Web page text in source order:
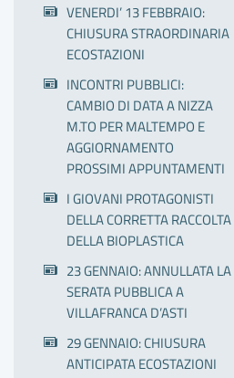
VENERDI’ 13 FEBBRAIO:
CHIUSURA STRAORDINARIA
ECOSTAZIONI
INCONTRI PUBBLICI:
CAMBIO DI DATA A NIZZA
M.TO PER MALTEMPO E
AGGIORNAMENTO
PROSSIMI APPUNTAMENTI
I GIOVANI PROTAGONISTI
DELLA CORRETTA RACCOLTA
DELLA BIOPLASTICA
23 GENNAIO: ANNULLATA LA
SERATA PUBBLICA A
VILLAFRANCA D’ASTI
29 GENNAIO: CHIUSURA
ANTICIPATA ECOSTAZIONI